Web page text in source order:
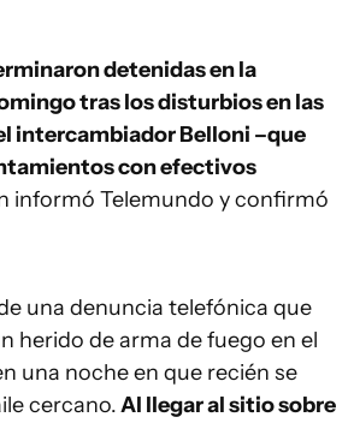
detenidas en la
tras los disturbios en las
intercambiador Belloni –que
con efectivos
informó Telemundo y confirmó
una denuncia telefónica que
herido de arma de fuego en el
una noche en que recién se
cercano.Al llegar al sitio sobre